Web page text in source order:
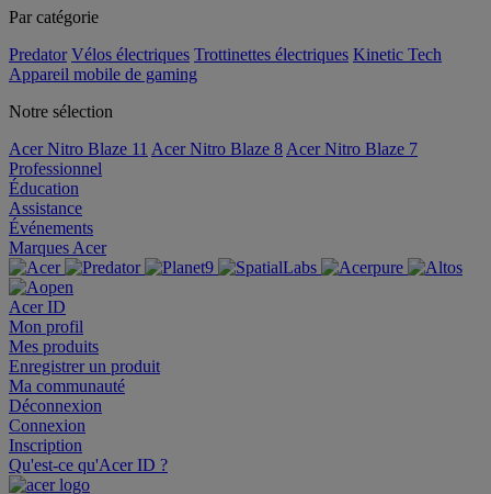
Par catégorie
Predator Vélos électriques Trottinettes électriques Kinetic Tech
Appareil mobile de gaming
Notre sélection
Acer Nitro Blaze 11 Acer Nitro Blaze 8 Acer Nitro Blaze 7
Professionnel
Éducation
Assistance
Événements
Marques Acer
Acer ID
Mon profil
Mes produits
Enregistrer un produit
Ma communauté
Déconnexion
Connexion
Inscription
Qu'est-ce qu'Acer ID ?